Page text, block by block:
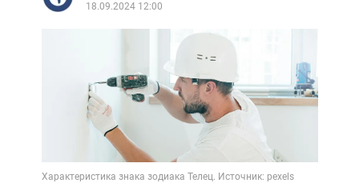
18.09.2024 12:00
Характеристика знака зодиака Телец. Источник: pexels